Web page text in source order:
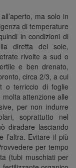
ma solo in
di temperature
in condizioni di
diretta del sole,
rivolte a sud o
e ben drenato,
circa 2/3, a cui
o terriccio di foglie
molta attenzione alle
per non indurre
soprattutto nel
diradare lasciando
l’altra. Evitare il più
per tempo
(tubi muschiati per